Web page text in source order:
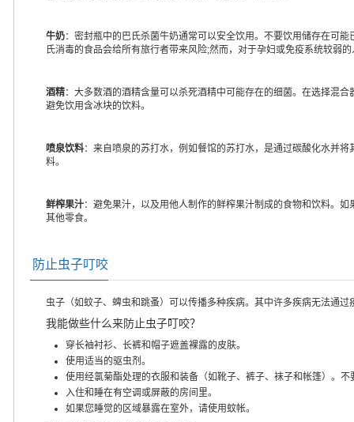
牛奶：密封瓶中的巴氏杀菌牛奶通常可以安全饮用。不要饮用储存在可
氏消毒的食品会给所有旅行者带来风险;然而，对于孕妇或免疫系统较弱
酒精：大多数酒的酒精含量可以杀死酒精中可能存在的细菌。在选择混
避免饮用含冰块的饮料。
喷泉饮料：来自喷泉的苏打水，例如餐馆的苏打水，是通过碳酸化水并
料。
鲜榨果汁：避免果汁，以及用他人制作的鲜榨果汁制成的食物和饮料。
其他零食。
防止虫子叮咬
虫子（如蚊子、蜱虫和跳蚤）可以传播多种疾病。其中许多疾病无法通
我能做些什么来防止虫子叮咬？
穿长袖衬衫、长裤和帽子遮盖裸露的皮肤。
使用适当的驱虫剂。
使用经氯菊酯处理的衣服和装备（如靴子、裤子、袜子和帐篷）。
入住和睡在有空调或屏蔽的房间里。
如果您睡觉的区域暴露在室外，请使用蚊帐。